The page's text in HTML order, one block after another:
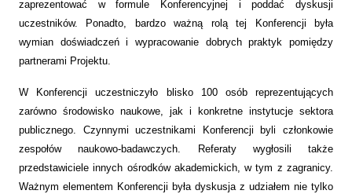
zaprezentować w formule Konferencyjnej i poddać dyskusji
uczestników. Ponadto, bardzo ważną rolą tej Konferencji była
wymian doświadczeń i wypracowanie dobrych praktyk pomiędzy
partnerami Projektu.
W Konferencji uczestniczyło blisko 100 osób reprezentujących
zarówno środowisko naukowe, jak i konkretne instytucje sektora
publicznego. Czynnymi uczestnikami Konferencji byli członkowie
zespołów naukowo-badawczych. Referaty wygłosili także
przedstawiciele innych ośrodków akademickich, w tym z zagranicy.
Ważnym elementem Konferencji była dyskusja z udziałem nie tylko